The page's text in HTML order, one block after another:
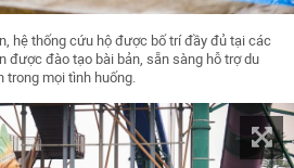
hệ thống cứu hộ được bố trí đầy đủ tại các
được đào tạo bài bản, sẵn sàng hỗ trợ du
trong mọi tình huống.